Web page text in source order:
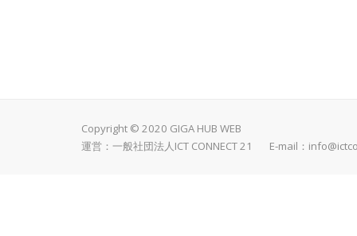
Copyright © 2020 GIGA HUB WEB
運営：一般社団法人ICT CONNECT 21 E-mail：